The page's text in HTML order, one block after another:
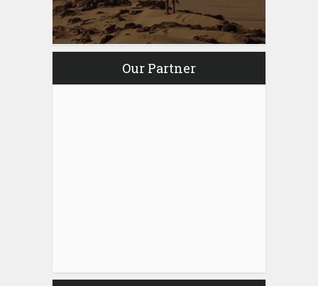
Our Partner